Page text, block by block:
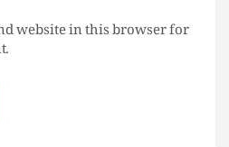
website in this browser for